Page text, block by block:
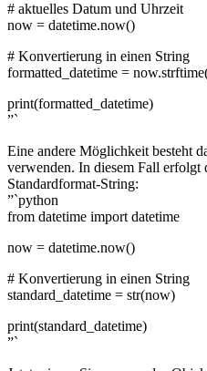
# aktuelles Datum und Uhrzeit
now = datetime.now()
# Konvertierung in einen String
formatted_datetime =
print(formatted_datetime)
”`
Eine andere Möglichkeit besteht
verwenden. In diesem Fall
Standardformat-String:
”`python
from datetime import datetime
now = datetime.now()
# Konvertierung in einen String
standard_datetime = str(now)
print(standard_datetime)
”`